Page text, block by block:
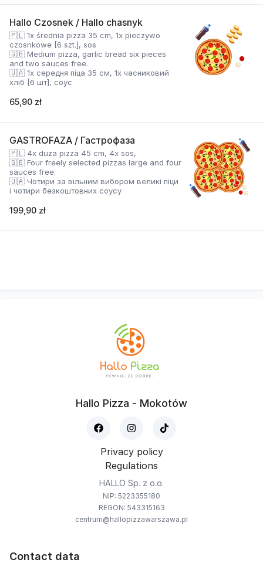
Hallo Czosnek / Hallo chasnyk
🇵🇱 1x średnia pizza 35 cm, 1x pieczywo
czosnkowe [6 szt.], sos
🇬🇧 Medium pizza, garlic bread six pieces
and two sauces free.
🇺🇦 1x середня піца 35 см, 1x часниковий
хліб [6 шт], соус
65,90 zł
GASTROFAZA / Гастрофаза
🇵🇱 4x duża pizza 45 cm, 4x sos,
🇬🇧 Four freely selected pizzas large and four
sauces free.
🇺🇦 Чотири за вільним вибором великі піци
і чотири безкоштовних соусу
199,90 zł
Hallo Pizza - Mokotów
Privacy policy
Regulations
HALLO Sp. z o.o.
NIP: 5223355180
REGON: 543315163
centrum@hallopizzawarszawa.pl
Contact data